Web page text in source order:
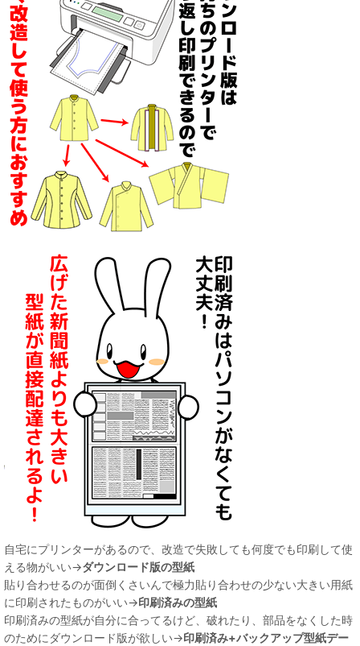
自宅にプリンターがあるので、改造で失敗しても何度でも印刷して使
える物がいい→ダウンロード版の型紙
貼り合わせるのが面倒くさいんで極力貼り合わせの少ない大きい用紙
に印刷されたものがいい→印刷済みの型紙
印刷済みの型紙が自分に合ってるけど、破れたり、部品をなくした時
のためにダウンロード版が欲しい→印刷済み+バックアップ型紙デー